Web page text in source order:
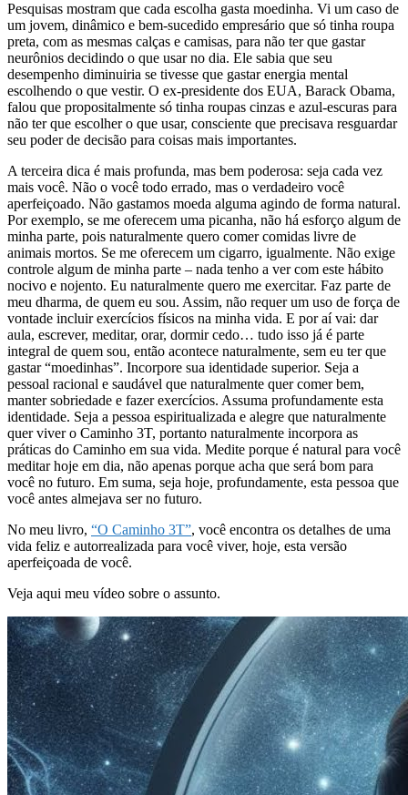
Pesquisas mostram que cada escolha gasta moedinha. Vi um caso de
um jovem, dinâmico e bem-sucedido empresário que só tinha roupa
preta, com as mesmas calças e camisas, para não ter que gastar
neurônios decidindo o que usar no dia. Ele sabia que seu
desempenho diminuiria se tivesse que gastar energia mental
escolhendo o que vestir. O ex-presidente dos EUA, Barack Obama,
falou que propositalmente só tinha roupas cinzas e azul-escuras para
não ter que escolher o que usar, consciente que precisava resguardar
seu poder de decisão para coisas mais importantes.
A terceira dica é mais profunda, mas bem poderosa: seja cada vez
mais você. Não o você todo errado, mas o verdadeiro você
aperfeiçoado. Não gastamos moeda alguma agindo de forma natural.
Por exemplo, se me oferecem uma picanha, não há esforço algum de
minha parte, pois naturalmente quero comer comidas livre de
animais mortos. Se me oferecem um cigarro, igualmente. Não exige
controle algum de minha parte – nada tenho a ver com este hábito
nocivo e nojento. Eu naturalmente quero me exercitar. Faz parte de
meu dharma, de quem eu sou. Assim, não requer um uso de força de
vontade incluir exercícios físicos na minha vida. E por aí vai: dar
aula, escrever, meditar, orar, dormir cedo… tudo isso já é parte
integral de quem sou, então acontece naturalmente, sem eu ter que
gastar “moedinhas”. Incorpore sua identidade superior. Seja a
pessoal racional e saudável que naturalmente quer comer bem,
manter sobriedade e fazer exercícios. Assuma profundamente esta
identidade. Seja a pessoa espiritualizada e alegre que naturalmente
quer viver o Caminho 3T, portanto naturalmente incorpora as
práticas do Caminho em sua vida. Medite porque é natural para você
meditar hoje em dia, não apenas porque acha que será bom para
você no futuro. Em suma, seja hoje, profundamente, esta pessoa que
você antes almejava ser no futuro.
No meu livro, “O Caminho 3T”, você encontra os detalhes de uma
vida feliz e autorrealizada para você viver, hoje, esta versão
aperfeiçoada de você.
Veja aqui meu vídeo sobre o assunto.